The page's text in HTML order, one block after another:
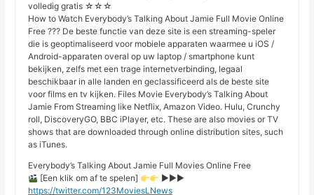
volledig gratis ☆☆☆
How to Watch Everybody’s Talking About Jamie Full Movie Online
Free ??? De beste functie van deze site is een streaming-speler
die is geoptimaliseerd voor mobiele apparaten waarmee u iOS /
Android-apparaten overal op uw laptop / smartphone kunt
bekijken, zelfs met een trage internetverbinding, legaal
beschikbaar in alle landen en geclassificeerd als de beste site
voor films en tv kijken. Files Movie Everybody’s Talking About
Jamie From Streaming like Netflix, Amazon Video. Hulu, Crunchy
roll, DiscoveryGO, BBC iPlayer, etc. These are also movies or TV
shows that are downloaded through online distribution sites, such
as iTunes.
Everybody’s Talking About Jamie Full Movies Online Free
[Een klik om af te spelen]
►►►
https://twitter.com/123MoviesLNews